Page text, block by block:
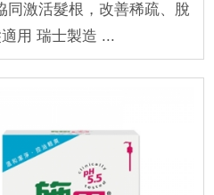
同激活髮根，改善稀疏、脫
用 瑞士製造 ...